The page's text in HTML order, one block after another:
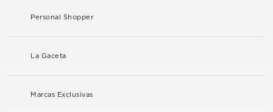
Personal Shopper
La Gaceta
Marcas Exclusivas